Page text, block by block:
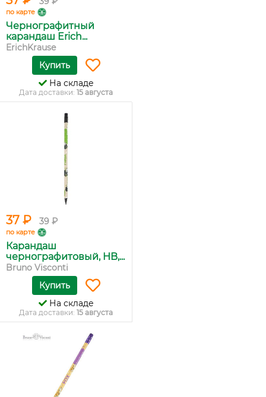
по карте
Чернографитный
карандаш Erich...
ErichKrause
Купить
На складе
Дата доставки: 15 августа
37 ₽ 39 ₽
по карте
Карандаш
чернографитовый, HB,...
Bruno Visconti
Купить
На складе
Дата доставки: 15 августа